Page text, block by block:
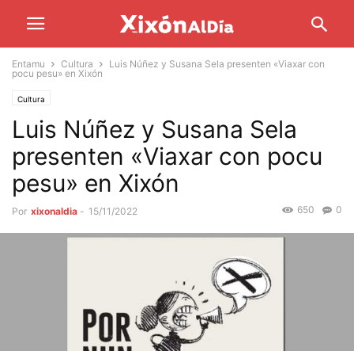
Entamu Cultura
Luis Núñez y Susana Sela presenten «Viaxar con
pocu pesu» en Xixón
Cultura
Luis Núñez y Susana Sela
presenten «Viaxar con pocu
pesu» en Xixón
Por xixonaldia - 15/11/2022 0
650